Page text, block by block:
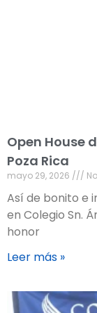
Open House
Poza Rica
mayo 29, 2026
Así de bonito e
en Colegio Sn.
honor
Leer más »